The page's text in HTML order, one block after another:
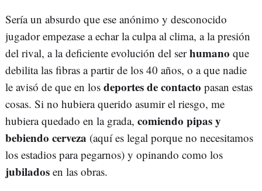
Sería un absurdo que ese anónimo y desconocido
jugador empezase a echar la culpa al clima, a la presión
del rival, a la deficiente evolución del serhumano que
debilita las fibras a partir de los 40 años, o a que nadie
le avisó de que en los deportes de contacto pasan estas
cosas. Si no hubiera querido asumir el riesgo, me
hubiera quedado en la grada, comiendo pipas y
bebiendo cerveza (aquí es legal porque no necesitamos
los estadios para pegarnos) y opinando como los
jubilados en las obras.